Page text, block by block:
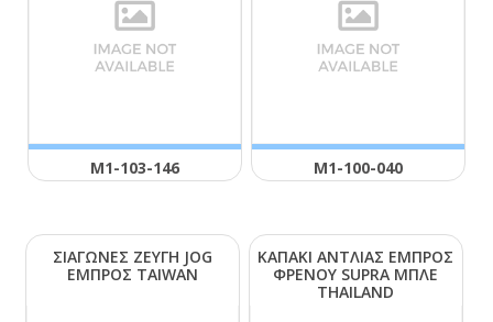
Μ1-103-146 Μ1-100-040
ΣΙΑΓΩΝΕΣ ΖΕΥΓΗ JΟG
ΕΜΠΡΟΣ ΤΑΙWΑΝ
ΚΑΠΑΚΙ ΑΝΤΛΙΑΣ ΕΜΠΡΟΣ
ΦΡΕΝΟΥ SUΡRΑ ΜΠΛΕ
ΤΗΑΙLΑΝD